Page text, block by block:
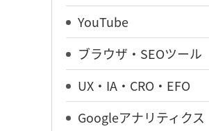
YouTube
ブラウザ・SEOツール
UX・IA・CRO・EFO
Googleアナリティクス